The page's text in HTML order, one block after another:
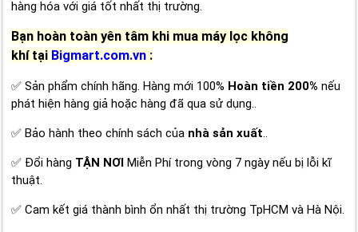
hàng hóa với giá tốt nhất thị trường.
Bạn hoàn toàn yên tâm khi mua máy lọc không
khí tại Bigmart.com.vn :
✅ Sản phẩm chính hãng. Hàng mới 100% Hoàn tiền 200% nếu
phát hiện hàng giả hoặc hàng đã qua sử dụng..
✅ Bảo hành theo chính sách của nhà sản xuất..
✅ Đổi hàng TẬN NƠI Miễn Phí trong vòng 7 ngày nếu bị lỗi kĩ
thuật.
✅ Cam kết giá thành bình ổn nhất thị trường TpHCM và Hà Nội.